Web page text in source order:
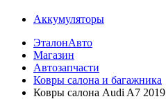
Аккумуляторы
ЭталонАвто
Магазин
Автозапчасти
Ковры салона и багажника
Ковры салона Audi A7 2019